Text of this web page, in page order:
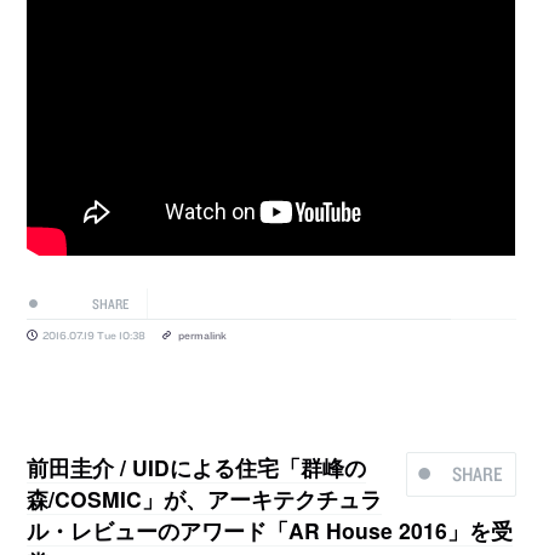
SHARE
2016.07.19 Tue 10:38 permalink
SHARE
前田圭介 / UIDによる住宅「群峰の
森/COSMIC」が、アーキテクチュラ
ル・レビューのアワード「AR House 2016」を受